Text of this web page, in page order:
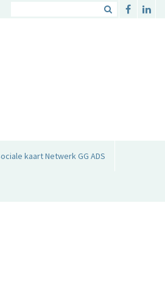
kaart Netwerk GG ADS